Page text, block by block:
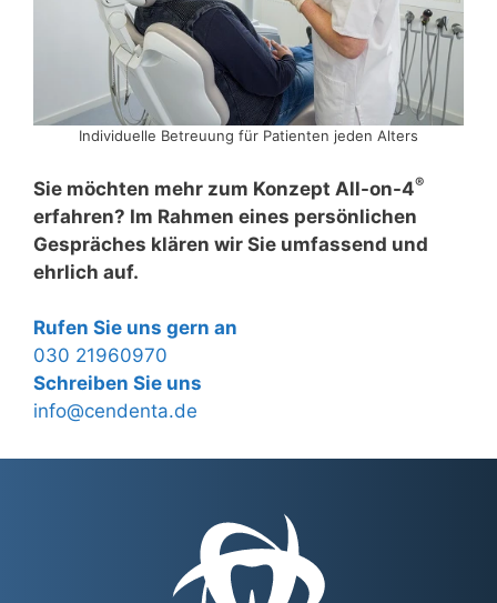
Individuelle Betreuung für Patienten jeden Alters
Sie möchten mehr zum Konzept All-on-4®
erfahren? Im Rahmen eines persönlichen
Gespräches klären wir Sie umfassend und
ehrlich auf.
Rufen Sie uns gern an
030 21960970
Schreiben Sie uns
info@cendenta.de